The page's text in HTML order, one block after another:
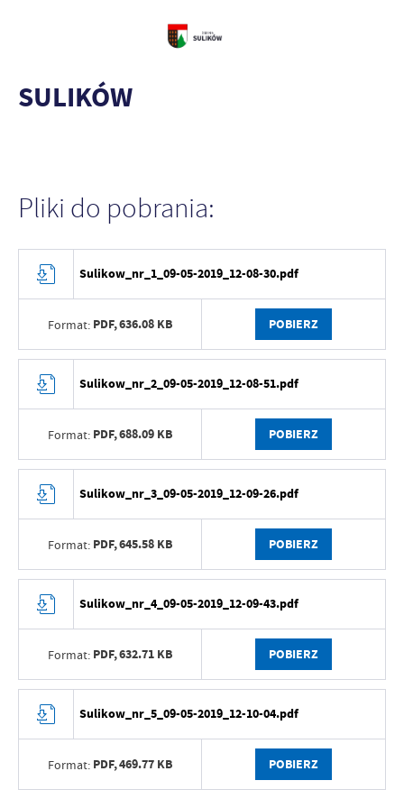
SULIKÓW
Pliki do pobrania:
Sulikow_nr_1_09-05-2019_12-08-30.pdf
Format: PDF,636.08 KB POBIERZ
Sulikow_nr_2_09-05-2019_12-08-51.pdf
Format: PDF,688.09 KB POBIERZ
Sulikow_nr_3_09-05-2019_12-09-26.pdf
Format: PDF,645.58 KB POBIERZ
Sulikow_nr_4_09-05-2019_12-09-43.pdf
Format: PDF,632.71 KB POBIERZ
Sulikow_nr_5_09-05-2019_12-10-04.pdf
Format: PDF,469.77 KB POBIERZ